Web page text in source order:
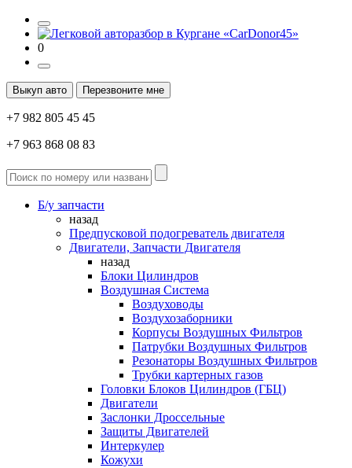
0
Выкуп авто Перезвоните мне
+7 982 805 45 45
+7 963 868 08 83
Б/у запчасти
назад
Предпусковой подогреватель двигателя
Двигатели, Запчасти Двигателя
назад
Блоки Цилиндров
Воздушная Система
Воздуховоды
Воздухозаборники
Корпусы Воздушных Фильтров
Патрубки Воздушных Фильтров
Резонаторы Воздушных Фильтров
Трубки картерных газов
Головки Блоков Цилиндров (ГБЦ)
Двигатели
Заслонки Дроссельные
Защиты Двигателей
Интеркулер
Кожухи